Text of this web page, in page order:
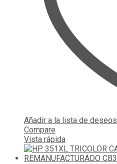
Añadir a la lista de deseos
Compare
Vista rápida